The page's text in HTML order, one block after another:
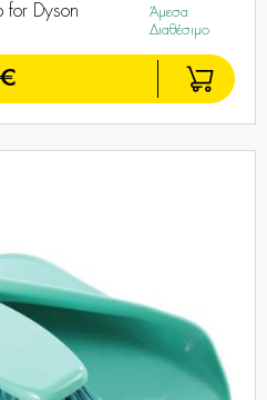
for Dyson
Άμεσα
Διαθέσιμο